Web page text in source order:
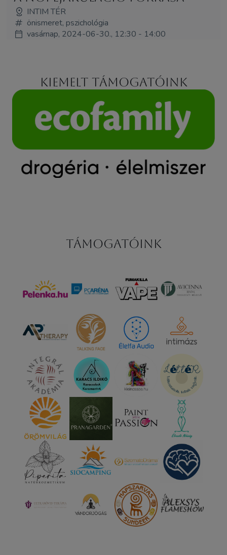
INTIM TÉR
önismeret, pszichológia
vasárnap, 2024-06-30., 12:30 - 14:00
Kiemelt támogatóink
Támogatóink